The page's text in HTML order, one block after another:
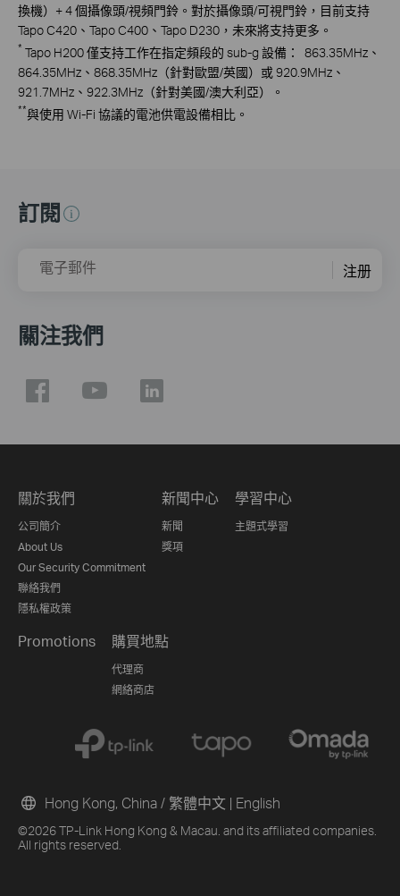
換機）+ 4 個攝像頭/視頻門鈴。對於攝像頭/可視門鈴，目前支持
Tapo C420、Tapo C400、Tapo D230，未來將支持更多。
* Tapo H200 僅支持工作在指定頻段的 sub-g 設備： 863.35MHz、
864.35MHz、868.35MHz（針對歐盟/英國）或 920.9MHz、
921.7MHz、922.3MHz（針對美國/澳大利亞）。
**與使用 Wi-Fi 協議的電池供電設備相比。
訂閱
電子郵件 注册
關注我們
關於我們
公司簡介
About Us
Our Security Commitment
聯絡我們
隱私權政策
新聞中心
新聞
獎項
學習中心
主題式學習
Promotions 購買地點
代理商
網絡商店
©2026 TP-Link Hong Kong & Macau. and its affiliated companies.
All rights reserved.
Hong Kong, China / 繁體中文 | English